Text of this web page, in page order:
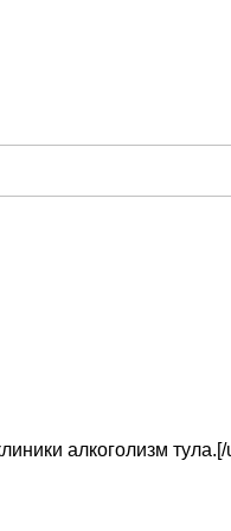
алкоголизм тула.[/